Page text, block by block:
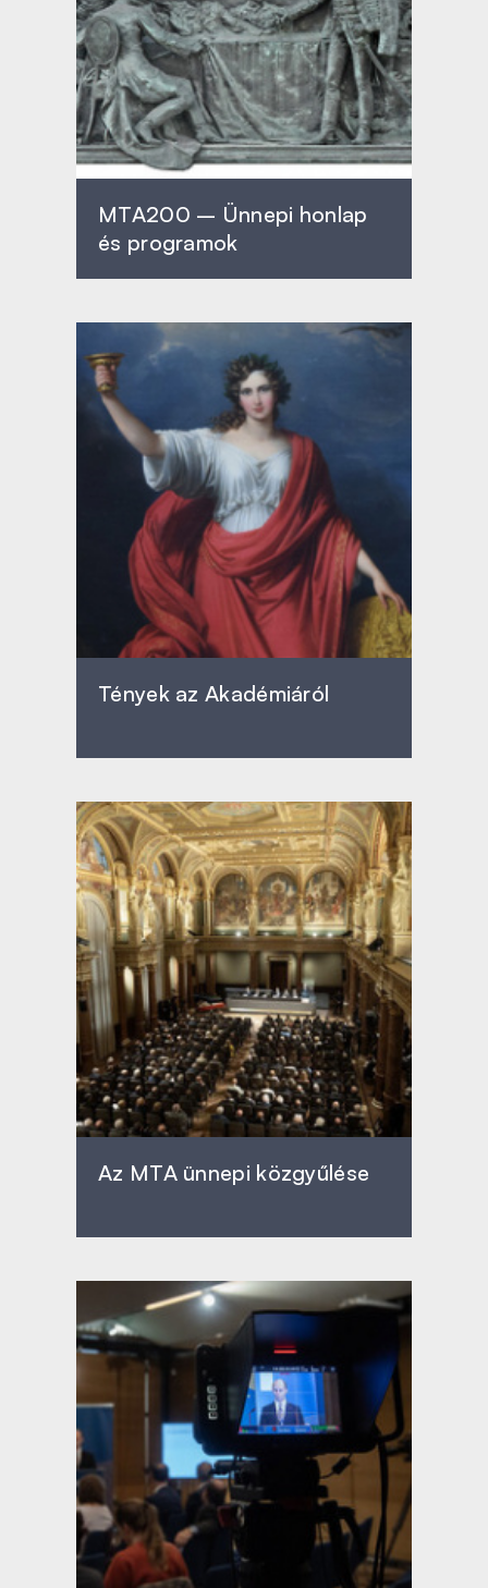
MTA200 – Ünnepi honlap
és programok
Tények az Akadémiáról
Az MTA ünnepi közgyűlése